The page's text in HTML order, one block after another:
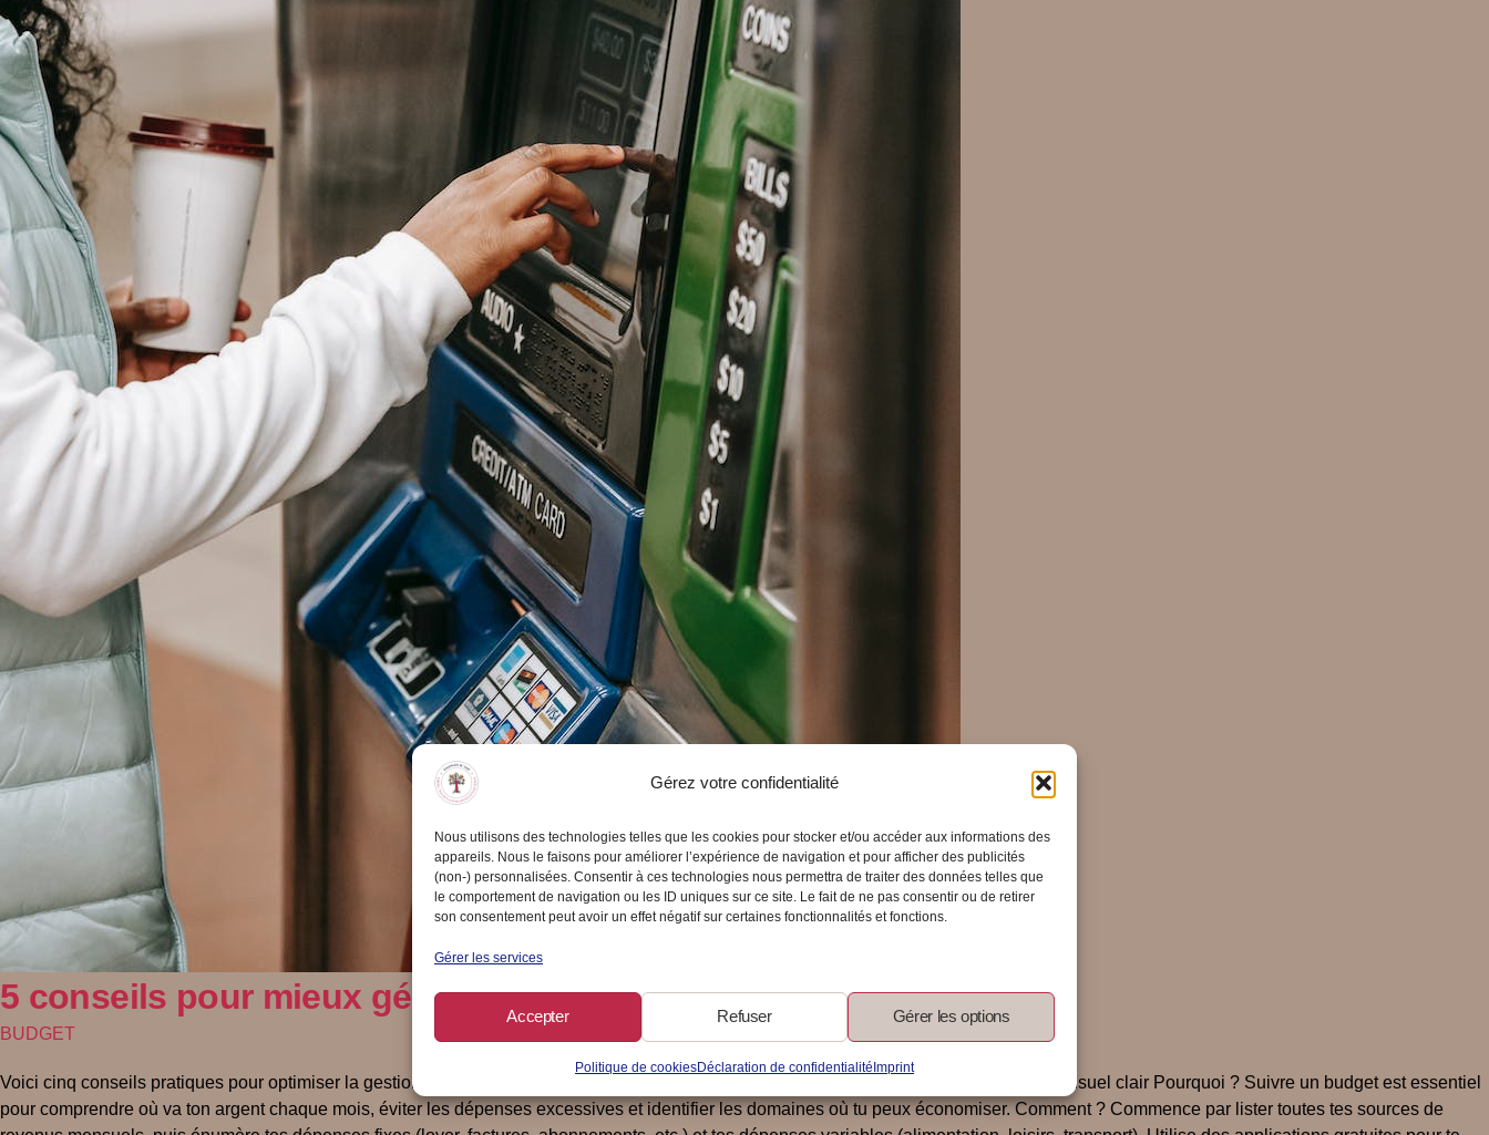
Gérez votre confidentialité
Nous utilisons des technologies telles que les cookies pour stocker et/ou accéder aux informations des
appareils. Nous le faisons pour améliorer l’expérience de navigation et pour afficher des publicités
(non-) personnalisées. Consentir à ces technologies nous permettra de traiter des données telles que
le comportement de navigation ou les ID uniques sur ce site. Le fait de ne pas consentir ou de retirer
son consentement peut avoir un effet négatif sur certaines fonctionnalités et fonctions.
Gérer les services
Accepter Refuser Gérer les options
Politique de cookiesDéclaration de confidentialitéImprint
5 conseils pour mieux gérer tes finances personnelles
BUDGET
Voici cinq conseils pratiques pour optimiser la gestion de tes finances personnelles. J’espère qu’ils te seront utiles ! Établir un budget mensuel clair Pourquoi ? Suivre un budget est essentiel
pour comprendre où va ton argent chaque mois, éviter les dépenses excessives et identifier les domaines où tu peux économiser. Comment ? Commence par lister toutes tes sources de